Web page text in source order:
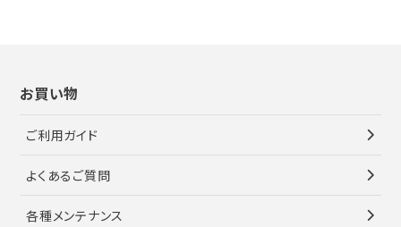
お買い物
ご利用ガイド
よくあるご質問
各種メンテナンス